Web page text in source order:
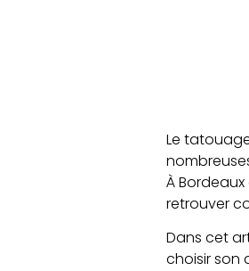
Le
À
retrouver
Dans cet
choisir son